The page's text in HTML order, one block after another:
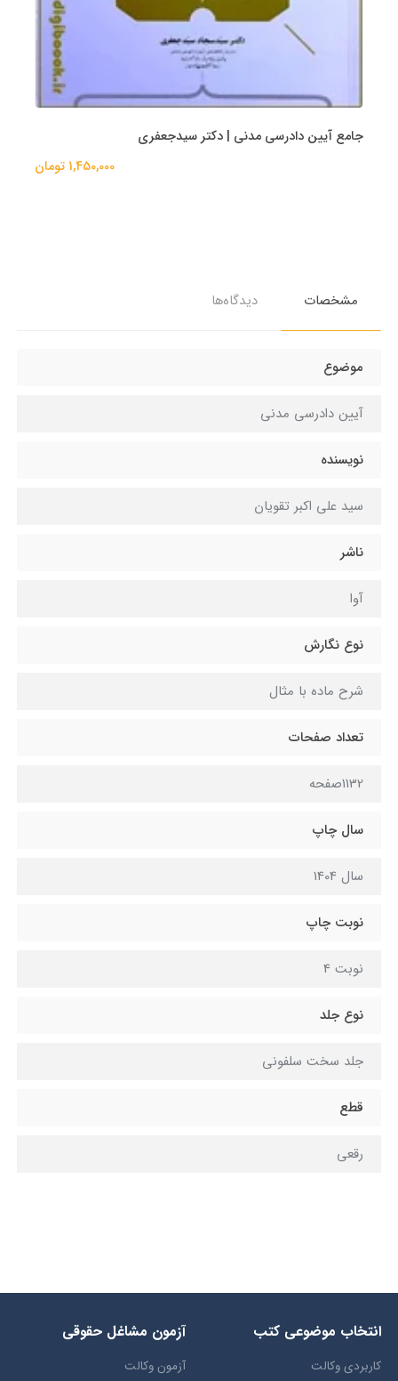
جامع آیین دادرسی مدنی | دکتر سیدجعفری
1,450,000 تومان
مشخصات دیدگاه‌ها
موضوع
آیین دادرسی مدنی
نویسنده
سید علی اکبر تقویان
ناشر
آوا
نوع نگارش
شرح ماده با مثال
تعداد صفحات
1132صفحه
سال چاپ
سال 1404
نوبت چاپ
نوبت 4
نوع جلد
جلد سخت سلفونی
قطع
رقعی
انتخاب​ موضوعي​ کتب
کاربردی وکالت
آزمون مشاغل حقوقی
آزمون وکالت